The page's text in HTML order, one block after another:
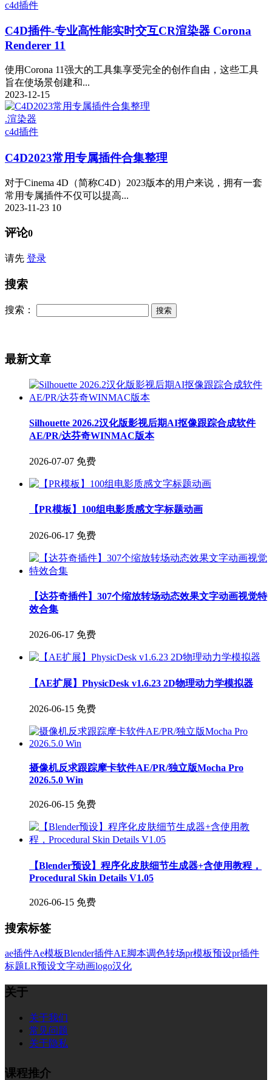
c4d插件
C4D插件-专业高性能实时交互CR渲染器 Corona
Renderer 11
使用Corona 11强大的工具集享受完全的创作自由，这些工具
旨在使场景创建和...
2023-12-15
.渲染器
c4d插件
C4D2023常用专属插件合集整理
对于Cinema 4D（简称C4D）2023版本的用户来说，拥有一套
常用专属插件不仅可以提高...
2023-11-23 10
评论0
请先 登录
搜索
搜索：
最新文章
Silhouette 2026.2汉化版影视后期AI抠像跟踪合成软件
AE/PR/达芬奇WINMAC版本
2026-07-07 免费
【PR模板】100组电影质感文字标题动画
2026-06-17 免费
【达芬奇插件】307个缩放转场动态效果文字动画视觉特
效合集
2026-06-17 免费
【AE扩展】PhysicDesk v1.6.23 2D物理动力学模拟器
2026-06-15 免费
摄像机反求跟踪摩卡软件AE/PR/独立版Mocha Pro
2026.5.0 Win
2026-06-15 免费
【Blender预设】程序化皮肤细节生成器+含使用教程，
Procedural Skin Details V1.05
2026-06-15 免费
搜索标签
ae插件Ae模板Blender插件AE脚本调色转场pr模板预设pr插件
标题LR预设文字动画logo汉化
关于
关于我们
常见问题
关于隐私
课程推介